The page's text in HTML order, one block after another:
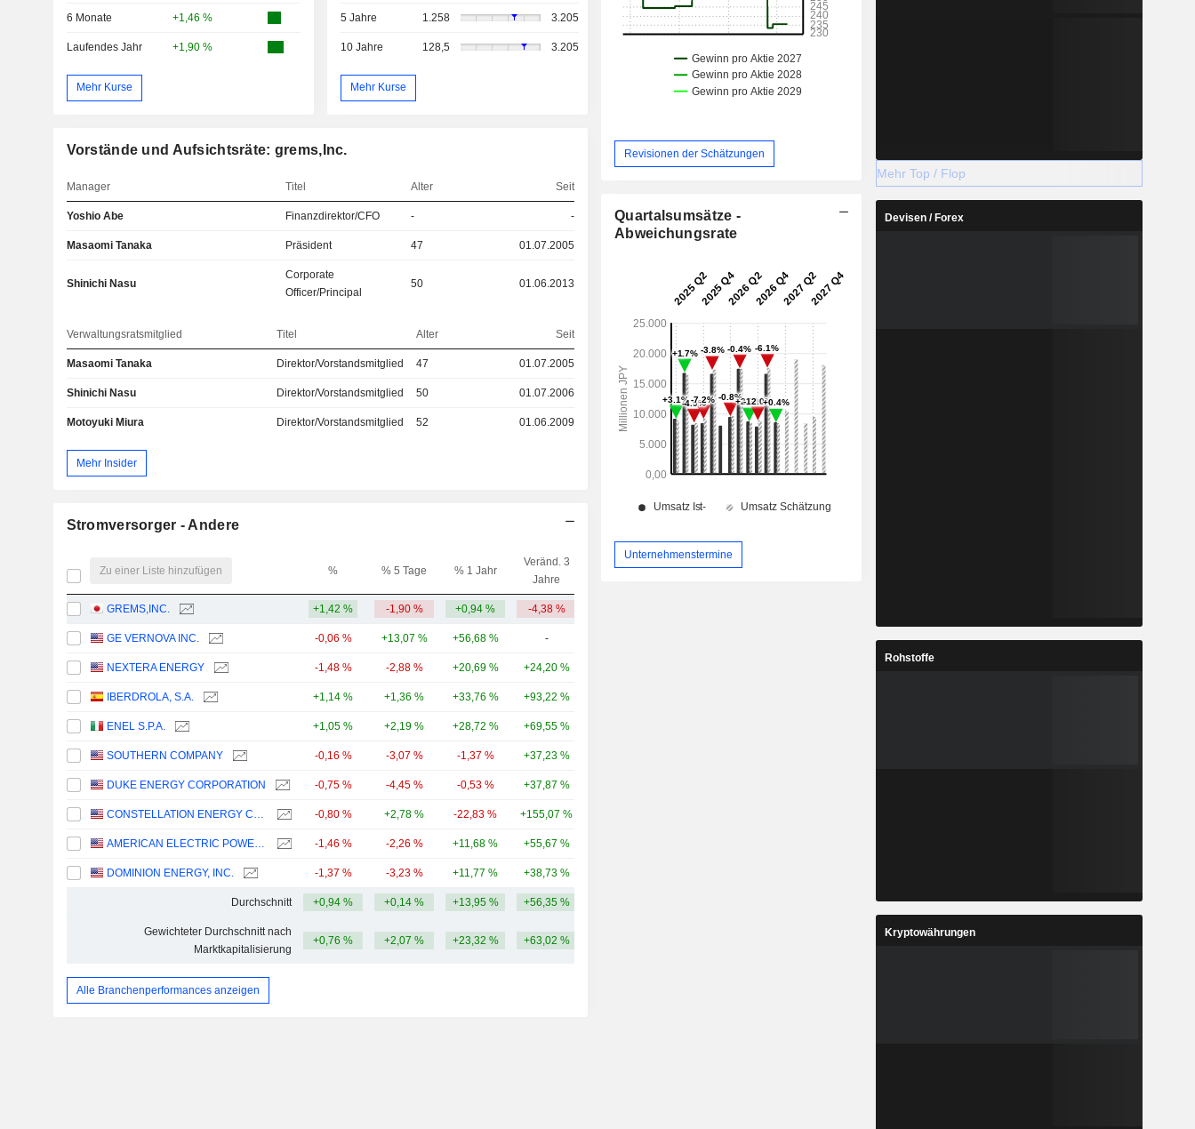
6 Monate +1,46 %
Laufendes Jahr +1,90 %
Mehr Kurse
5 Jahre 1.258 3.205
10 Jahre 128,5 3.205
Mehr Kurse
Vorstände und Aufsichtsräte: grems,Inc.
Manager Titel Alter Seit
Yoshio Abe Finanzdirektor/CFO - -
Masaomi Tanaka Präsident 47 01.07.2005
Shinichi Nasu
Corporate
Officer/Principal
50 01.06.2013
Verwaltungsratsmitglied Titel Alter Seit
Masaomi Tanaka Direktor/Vorstandsmitglied 47 01.07.2005
Shinichi Nasu Direktor/Vorstandsmitglied 50 01.07.2006
Motoyuki Miura Direktor/Vorstandsmitglied 52 01.06.2009
Mehr Insider
Stromversorger - Andere
Zu einer Liste hinzufügen % % 5 Tage % 1 Jahr
Veränd. 3
Jahre
Kap.($)
GREMS,INC. +1,42 % -1,90 % +0,94 % -4,38 %
GE VERNOVA INC. -0,06 % +13,07 % +56,68 % -
NEXTERA ENERGY -1,48 % -2,88 % +20,69 % +24,20 %
IBERDROLA, S.A. +1,14 % +1,36 % +33,76 % +93,22 %
ENEL S.P.A. +1,05 % +2,19 % +28,72 % +69,55 %
SOUTHERN COMPANY -0,16 % -3,07 % -1,37 % +37,23 %
DUKE ENERGY CORPORATION -0,75 % -4,45 % -0,53 % +37,87 %
CONSTELLATION ENERGY CORPORATION -0,80 % +2,78 % -22,83 % +155,07 %
AMERICAN ELECTRIC POWER COMPANY, INC. -1,46 % -2,26 % +11,68 % +55,67 %
DOMINION ENERGY, INC. -1,37 % -3,23 % +11,77 % +38,73 %
Durchschnitt +0,94 % +0,14 % +13,95 % +56,35 %
Gewichteter Durchschnitt nach
Marktkapitalisierung
+0,76 % +2,07 % +23,32 % +63,02 %
Alle Branchenperformances anzeigen
Revisionen der Schätzungen
Quartalsumsätze -
Abweichungsrate
Unternehmenstermine
Mehr Top / Flop
Devisen / Forex
Rohstoffe
Kryptowährungen